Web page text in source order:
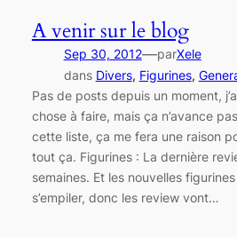
A venir sur le blog
Sep 30, 2012—parXele
dans Divers, Figurines,
Pas de posts depuis un moment,
chose à faire, mais ça n’avance
cette liste, ça me fera une raison
tout ça. Figurines : La dernière
semaines. Et les nouvelles
s’empiler, donc les review vont…